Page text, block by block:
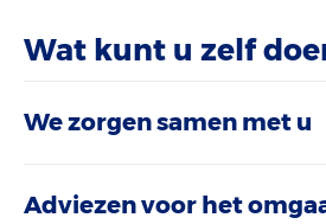
Wat kunt u zelf
We zorgen samen met u
Adviezen voor het